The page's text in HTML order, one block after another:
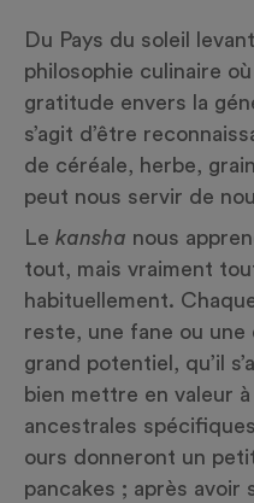
Du Pays du soleil
philosophie culinaire
gratitude envers la
s’agit d’être
de céréale, herbe,
peut nous servir de
Le kansha nous
tout, mais vraiment
habituellement.
reste, une fane ou
grand potentiel, qu’il
bien mettre en valeur
ancestrales
ours donneront un
pancakes ; après avoir